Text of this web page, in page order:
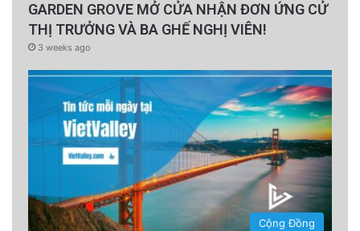
GARDEN GROVE MỞ CỬA NHẬN ĐƠN ỨNG CỬ
THỊ TRƯỞNG VÀ BA GHẾ NGHỊ VIÊN!
3 weeks ago
Cộng Đồng